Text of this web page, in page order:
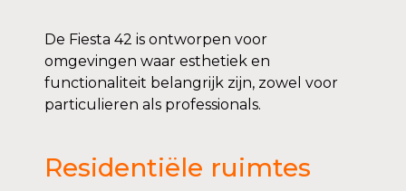
De Fiesta 42 is ontworpen voor
omgevingen waar esthetiek en
functionaliteit belangrijk zijn, zowel voor
particulieren als professionals.
Residentiële ruimtes